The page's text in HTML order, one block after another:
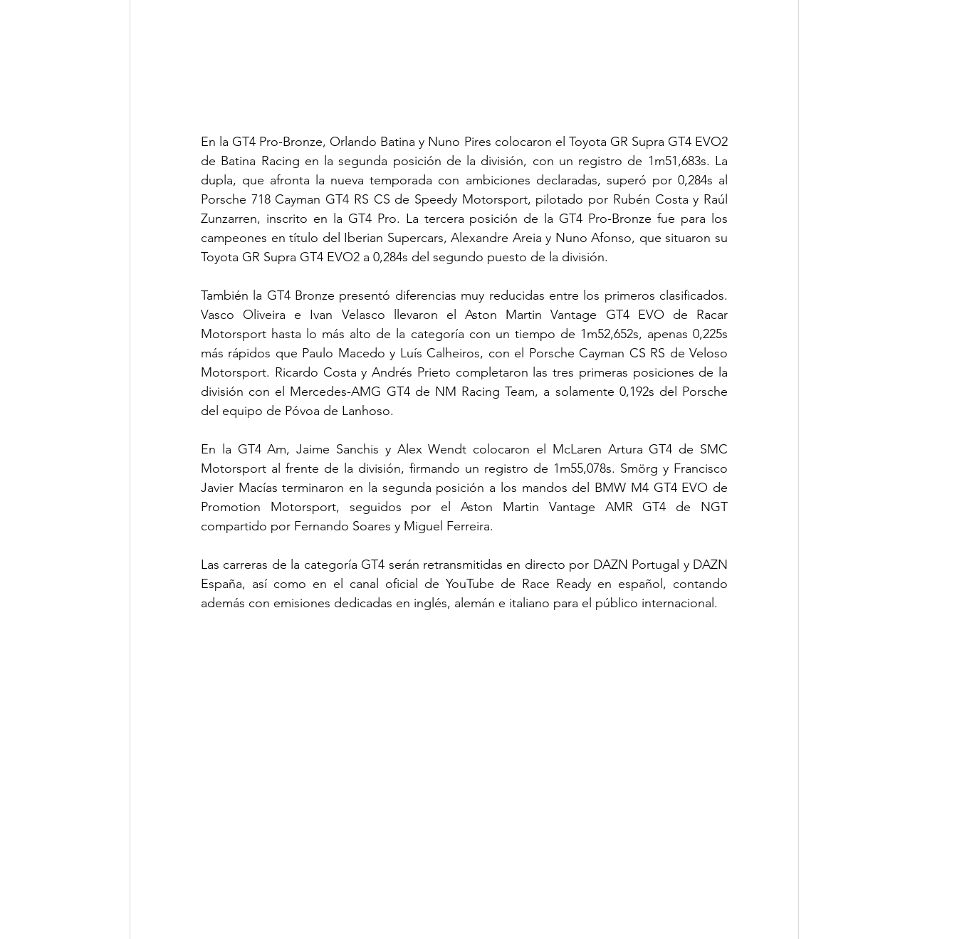
En la GT4 Pro-Bronze, Orlando Batina y Nuno Pires colocaron el Toyota GR Supra GT4 EVO2
de Batina Racing en la segunda posición de la división, con un registro de 1m51,683s. La
dupla, que afronta la nueva temporada con ambiciones declaradas, superó por 0,284s al
Porsche 718 Cayman GT4 RS CS de Speedy Motorsport, pilotado por Rubén Costa y Raúl
Zunzarren, inscrito en la GT4 Pro. La tercera posición de la GT4 Pro-Bronze fue para los
campeones en título del Iberian Supercars, Alexandre Areia y Nuno Afonso, que situaron su
Toyota GR Supra GT4 EVO2 a 0,284s del segundo puesto de la división.
También la GT4 Bronze presentó diferencias muy reducidas entre los primeros clasificados.
Vasco Oliveira e Ivan Velasco llevaron el Aston Martin Vantage GT4 EVO de Racar
Motorsport hasta lo más alto de la categoría con un tiempo de 1m52,652s, apenas 0,225s
más rápidos que Paulo Macedo y Luís Calheiros, con el Porsche Cayman CS RS de Veloso
Motorsport. Ricardo Costa y Andrés Prieto completaron las tres primeras posiciones de la
división con el Mercedes-AMG GT4 de NM Racing Team, a solamente 0,192s del Porsche
del equipo de Póvoa de Lanhoso.
En la GT4 Am, Jaime Sanchis y Alex Wendt colocaron el McLaren Artura GT4 de SMC
Motorsport al frente de la división, firmando un registro de 1m55,078s. Smörg y Francisco
Javier Macías terminaron en la segunda posición a los mandos del BMW M4 GT4 EVO de
Promotion Motorsport, seguidos por el Aston Martin Vantage AMR GT4 de NGT
compartido por Fernando Soares y Miguel Ferreira.
Las carreras de la categoría GT4 serán retransmitidas en directo por DAZN Portugal y DAZN
España, así como en el canal oficial de YouTube de Race Ready en español, contando
además con emisiones dedicadas en inglés, alemán e italiano para el público internacional.